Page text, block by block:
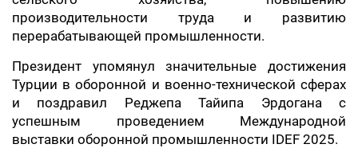
производительности труда и развитию
перерабатывающей промышленности.
Президент упомянул значительные достижения
Турции в оборонной и военно-технической сферах
и поздравил Реджепа Тайипа Эрдогана с
успешным проведением Международной
выставки оборонной промышленности IDEF 2025.